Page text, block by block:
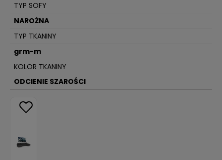
TYP SOFY
NAROŻNA
TYP TKANINY
grm-m
KOLOR TKANINY
ODCIENIE SZAROŚCI